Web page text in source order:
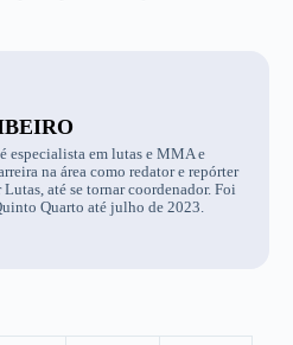
especialista em lutas e MMA e
na área como redator e repórter
até se tornar coordenador. Foi
Quarto até julho de 2023.